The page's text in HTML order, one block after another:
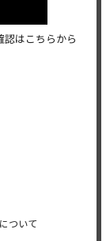
はこちらから
ついて